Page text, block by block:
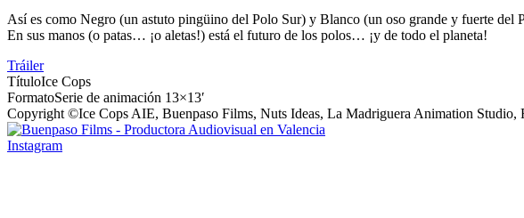
Así es como Negro (un astuto pingüino del Polo Sur) y Blanco (un oso grande y fuerte del
En sus manos (o patas… ¡o aletas!) está el futuro de los polos… ¡y de todo el planeta!
Tráiler
TítuloIce Cops
FormatoSerie de animación 13×13′
Copyright ©Ice Cops AIE, Buenpaso Films, Nuts Ideas, La Madriguera Animation Studio,
Instagram